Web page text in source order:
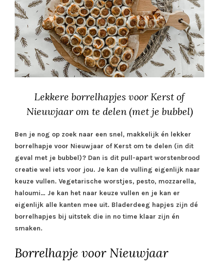
Lekkere borrelhapjes voor Kerst of
Nieuwjaar om te delen (met je bubbel)
Ben je nog op zoek naar een snel, makkelijk én lekker
borrelhapje voor Nieuwjaar of Kerst om te delen (in dit
geval met je bubbel)? Dan is dit pull-apart worstenbrood
creatie wel iets voor jou. Je kan de vulling eigenlijk naar
keuze vullen. Vegetarische worstjes, pesto, mozzarella,
haloumi… Je kan het naar keuze vullen en je kan er
eigenlijk alle kanten mee uit. Bladerdeeg hapjes zijn dé
borrelhapjes bij uitstek die in no time klaar zijn én
smaken.
Borrelhapje voor Nieuwjaar